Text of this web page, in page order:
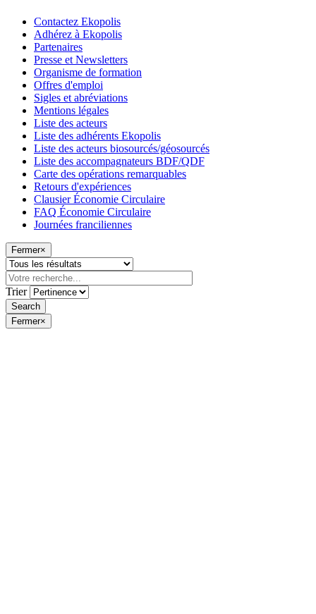
Contactez Ekopolis
Adhérez à Ekopolis
Partenaires
Presse et Newsletters
Organisme de formation
Offres d'emploi
Sigles et abréviations
Mentions légales
Liste des acteurs
Liste des adhérents Ekopolis
Liste des acteurs biosourcés/géosourcés
Liste des accompagnateurs BDF/QDF
Carte des opérations remarquables
Retours d'expériences
Clausier Économie Circulaire
FAQ Économie Circulaire
Journées franciliennes
Fermer×
Trier
Fermer×